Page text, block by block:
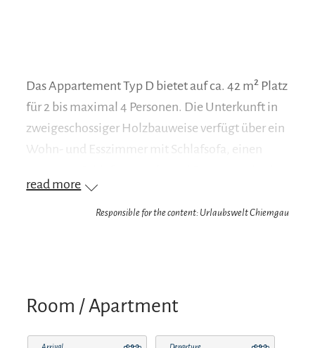
Das Appartement Typ D bietet auf ca. 42 m² Platz
für 2 bis maximal 4 Personen. Die Unterkunft in
zweigeschossiger Holzbauweise verfügt über ein
Wohn- und Esszimmer mit Schlafsofa, einen
Kochnische und einen Essplatz. Ergänzt wird die
Ausstattung durch eine kleine Diele, ein Bad mit
read more
Responsible for the content: Urlaubswelt Chiemgau
Room / Apartment
Arrival Departure